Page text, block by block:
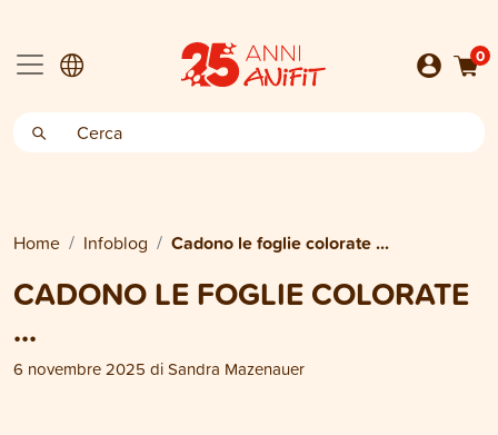
0
Home Infoblog Cadono le foglie colorate ...
CADONO LE FOGLIE COLORATE
...
6 novembre 2025 diSandra Mazenauer